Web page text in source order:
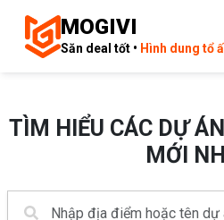
MOGIVI
Săn deal tốt • Hình dung tổ
TÌM HIỂU CÁC DỰ
MỚI